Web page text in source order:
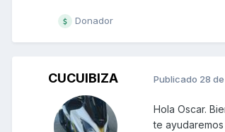
Donador
CUCUIBIZA Publicado 28
Hola Oscar.
te